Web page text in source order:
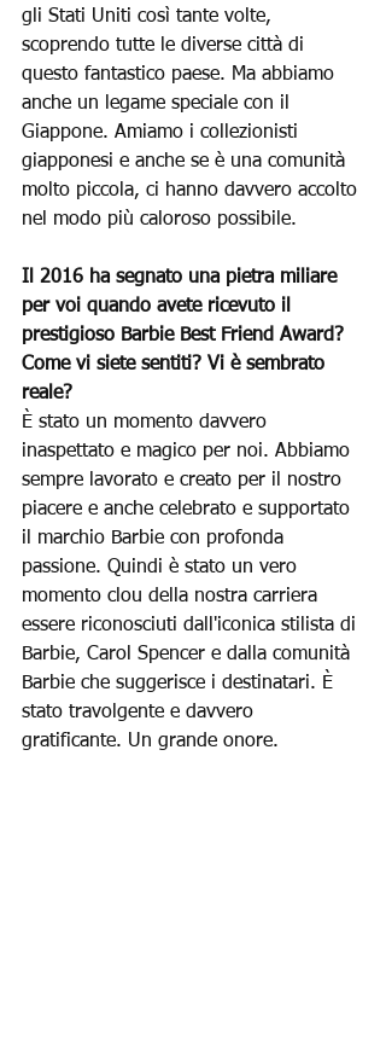
gli Stati Uniti così tante volte,
scoprendo tutte le diverse città di
questo fantastico paese. Ma abbiamo
anche un legame speciale con il
Giappone. Amiamo i collezionisti
giapponesi e anche se è una comunità
molto piccola, ci hanno davvero accolto
nel modo più caloroso possibile.
Il 2016 ha segnato una pietra miliare
per voi quando avete ricevuto il
prestigioso Barbie Best Friend Award?
Come vi siete sentiti? Vi è sembrato
reale?
È stato un momento davvero
inaspettato e magico per noi. Abbiamo
sempre lavorato e creato per il nostro
piacere e anche celebrato e supportato
il marchio Barbie con profonda
passione. Quindi è stato un vero
momento clou della nostra carriera
essere riconosciuti dall'iconica stilista di
Barbie, Carol Spencer e dalla comunità
Barbie che suggerisce i destinatari. È
stato travolgente e davvero
gratificante. Un grande onore.